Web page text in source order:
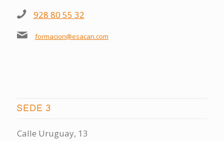
928 80 55 32
formacion@esacan.com
SEDE 3
Calle Uruguay, 13